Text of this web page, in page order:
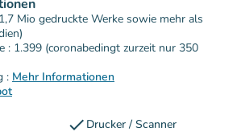
: 1.399 (coronabedingt zurzeit nur 350
: Mehr Informationen
check Drucker / Scanner